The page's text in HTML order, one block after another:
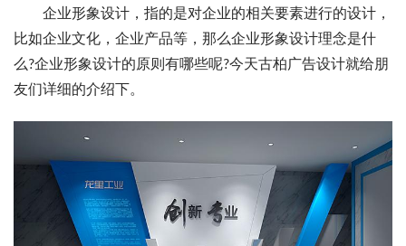
企业形象设计，指的是对企业的相关要素进行的设计，
比如企业文化，企业产品等，那么企业形象设计理念是什
么?企业形象设计的原则有哪些呢?今天古柏广告设计就给朋
友们详细的介绍下。